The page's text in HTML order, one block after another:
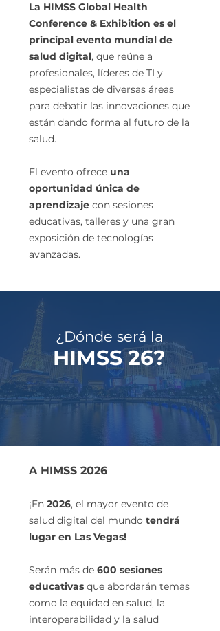
La HIMSS Global Health
Conference & Exhibition es el
principal evento mundial de
salud digital, que reúne a
profesionales, líderes de TI y
especialistas de diversas áreas
para debatir las innovaciones que
están dando forma al futuro de la
salud.
El evento ofrece una
oportunidad única de
aprendizaje con sesiones
educativas, talleres y una gran
exposición de tecnologías
avanzadas.
¿Dónde será la
HIMSS 26?
A HIMSS 2026
¡En 2026, el mayor evento de
salud digital del mundo tendrá
lugar en Las Vegas!
Serán más de 600 sesiones
educativas que abordarán temas
como la equidad en salud, la
interoperabilidad y la salud